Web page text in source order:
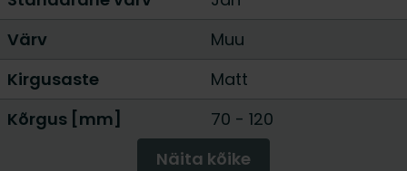
Värv
Muu
Kirgusaste
Matt
Kõrgus [mm]
70 - 120
Näita kõike